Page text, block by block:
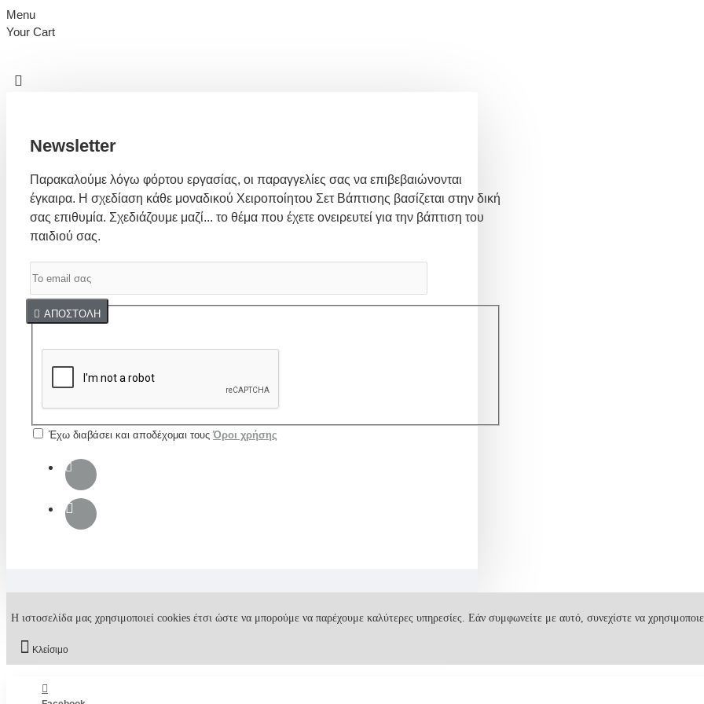
Menu
Your Cart
Newsletter
Παρακαλούμε λόγω φόρτου εργασίας, οι παραγγελίες σας να επιβεβαιώνονται
έγκαιρα. Η σχεδίαση κάθε μοναδικού Χειροποίητου Σετ Βάπτισης βασίζεται στην δική
σας επιθυμία. Σχεδιάζουμε μαζί... το θέμα που έχετε ονειρευτεί για την βάπτιση του
παιδιού σας.
ΑΠΟΣΤΟΛΉ
Captcha
Έχω διαβάσει και αποδέχομαι τους Όροι χρήσης
Η ιστοσελίδα μας χρησιμοποιεί cookies έτσι ώστε να μπορούμε να παρέχουμε καλύτερες υπηρεσίες. Εάν συμφωνείτε με αυτό, συνεχίστε να
Κλείσιμο